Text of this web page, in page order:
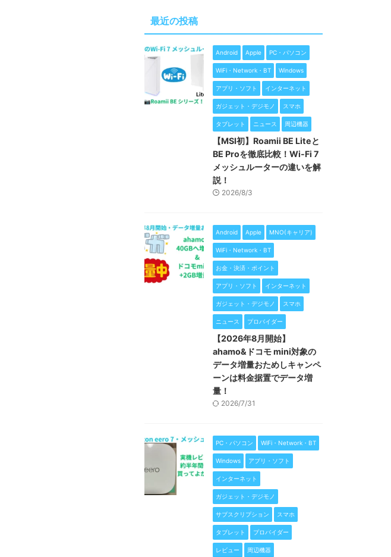
最近の投稿
Android Apple PC・パソコン
WiFi・Network・BT Windows
アプリ・ソフト インターネット
ガジェット・デジモノ スマホ
タブレット ニュース 周辺機器
【MSI初】Roamii BE Liteと
BE Proを徹底比較！Wi-Fi 7
メッシュルーターの違いを解
説！
2026/8/3
Android Apple MNO(キャリア)
WiFi・Network・BT
お金・決済・ポイント
アプリ・ソフト インターネット
ガジェット・デジモノ スマホ
ニュース プロバイダー
【2026年8月開始】
ahamo&ドコモ mini対象の
データ増量おためしキャンペ
ーンは料金据置でデータ増
量！
2026/7/31
PC・パソコン WiFi・Network・BT
Windows アプリ・ソフト
インターネット
ガジェット・デジモノ
サブスクリプション スマホ
タブレット プロバイダー
レビュー 周辺機器